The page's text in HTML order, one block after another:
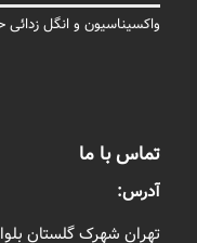
واکسیناسیون و انگل زدائی
تماس با ما
آدرس:
تهران شهرک گلستان